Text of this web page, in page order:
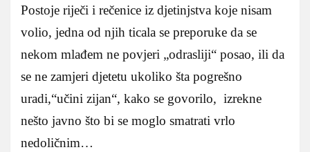
Postoje riječi i rečenice iz djetinjstva koje nisam
volio, jedna od njih ticala se preporuke da se
nekom mlađem ne povjeri „odrasliji“ posao, ili da
se ne zamjeri djetetu ukoliko šta pogrešno
uradi,“učini zijan“, kako se govorilo, izrekne
nešto javno što bi se moglo smatrati vrlo
nedoličnim…